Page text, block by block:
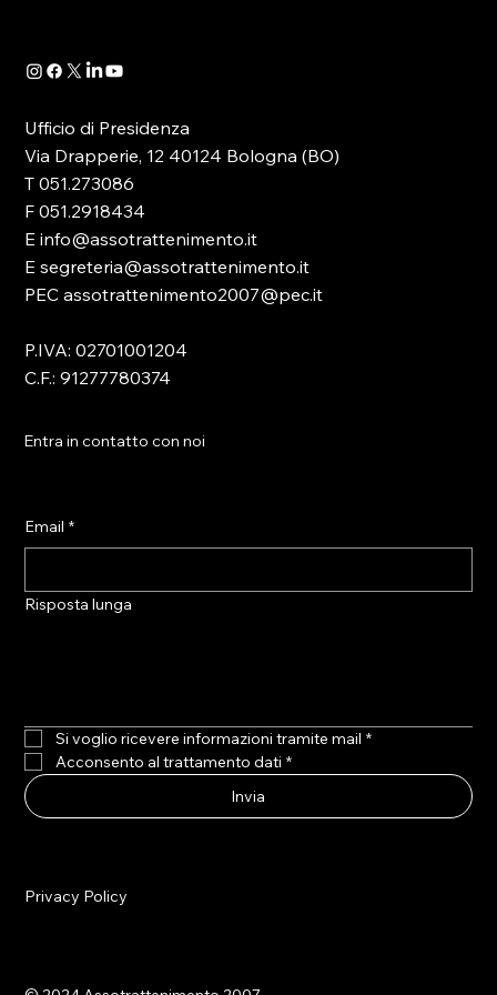
Ufficio di Presidenza
Via Drapperie, 12 40124 Bologna (BO)
T 051.273086
F 051.2918434
E info@assotrattenimento.it
E segreteria@assotrattenimento.it
PEC assotrattenimento2007@pec.it
P.IVA: 02701001204
C.F.: 91277780374
Entra in contatto con noi
Email *
Risposta lunga
Si voglio ricevere informazioni tramite mail *
Acconsento al trattamento dati *
Invia
Privacy Policy